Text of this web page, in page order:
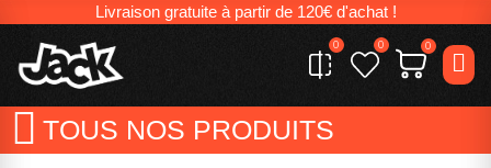
Livraison gratuite à partir de 120€ d'achat !
0 0 0
TOUS NOS PRODUITS